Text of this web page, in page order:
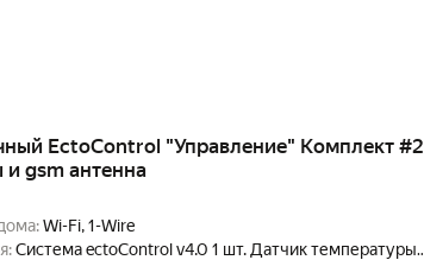
EctoControl "Управление" Комплект #2
и gsm антенна
Wi-Fi, 1-Wire
Система ectoControl v4.0 1 шт. Датчик температуры